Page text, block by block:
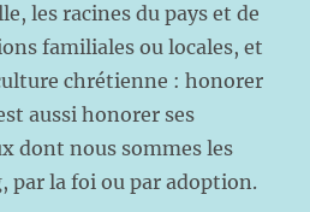
les racines du pays et de
familiales ou locales, et
chrétienne : honorer
aussi honorer ses
dont nous sommes les
par la foi ou par adoption.